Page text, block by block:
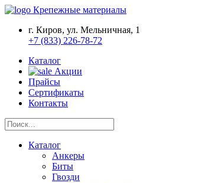
Крепежные материалы
г. Киров, ул. Мельничная, 1
+7 (833) 226-78-72
Каталог
Акции
Прайсы
Сертификаты
Контакты
Каталог
Анкеры
Биты
Гвозди